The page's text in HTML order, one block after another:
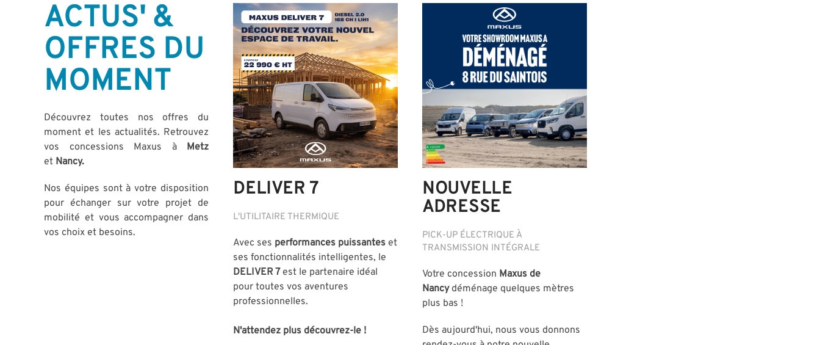
ACTUS' &
OFFRES DU
MOMENT
Découvrez toutes nos offres du
moment et les actualités. Retrouvez
vos concessions Maxus à Metz
et Nancy.
Nos équipes sont à votre disposition
pour échanger sur votre projet de
mobilité et vous accompagner dans
vos choix et besoins.
DELIVER 7
L'UTILITAIRE THERMIQUE
Avec ses performances puissantes et
ses fonctionnalités intelligentes, le
DELIVER 7est le partenaire idéal
pour toutes vos aventures
professionnelles.
N'attendez plus découvrez-le !
NOUVELLE
ADRESSE
PICK-UP ÉLECTRIQUE À
TRANSMISSION INTÉGRALE
Votre concession Maxus de
Nancy déménage quelques mètres
plus bas !
Dès aujourd'hui, nous vous donnons